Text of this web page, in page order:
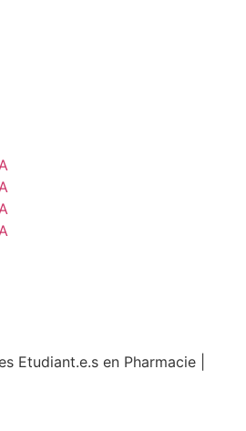
Etudiant.e.s en Pharmacie |